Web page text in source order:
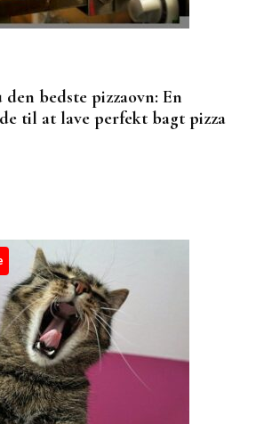
bedste pizzaovn: En
til at lave perfekt bagt pizza